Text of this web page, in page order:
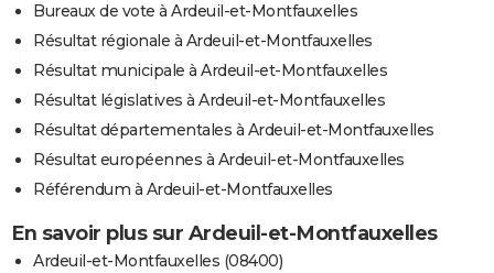
Bureaux de vote à Ardeuil-et-Montfauxelles
Résultat régionale à Ardeuil-et-Montfauxelles
Résultat municipale à Ardeuil-et-Montfauxelles
Résultat législatives à Ardeuil-et-Montfauxelles
Résultat départementales à Ardeuil-et-Montfauxelles
Résultat européennes à Ardeuil-et-Montfauxelles
Référendum à Ardeuil-et-Montfauxelles
En savoir plus sur Ardeuil-et-Montfauxelles
Ardeuil-et-Montfauxelles (08400)